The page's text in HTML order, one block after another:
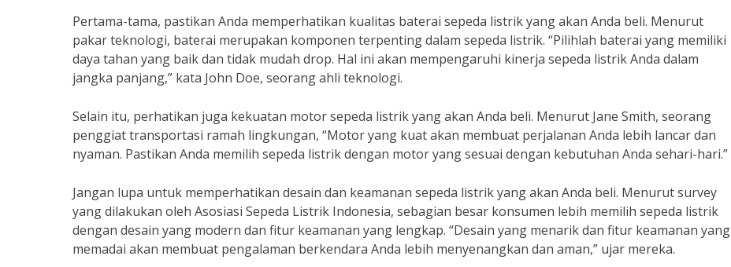
Pertama-tama, pastikan Anda memperhatikan kualitas baterai sepeda listrik yang akan Anda beli. Menurut
pakar teknologi, baterai merupakan komponen terpenting dalam sepeda listrik. “Pilihlah baterai yang memiliki
daya tahan yang baik dan tidak mudah drop. Hal ini akan mempengaruhi kinerja sepeda listrik Anda dalam
jangka panjang,” kata John Doe, seorang ahli teknologi.
Selain itu, perhatikan juga kekuatan motor sepeda listrik yang akan Anda beli. Menurut Jane Smith, seorang
penggiat transportasi ramah lingkungan, “Motor yang kuat akan membuat perjalanan Anda lebih lancar dan
nyaman. Pastikan Anda memilih sepeda listrik dengan motor yang sesuai dengan kebutuhan Anda sehari-hari.”
Jangan lupa untuk memperhatikan desain dan keamanan sepeda listrik yang akan Anda beli. Menurut survey
yang dilakukan oleh Asosiasi Sepeda Listrik Indonesia, sebagian besar konsumen lebih memilih sepeda listrik
dengan desain yang modern dan fitur keamanan yang lengkap. “Desain yang menarik dan fitur keamanan yang
memadai akan membuat pengalaman berkendara Anda lebih menyenangkan dan aman,” ujar mereka.